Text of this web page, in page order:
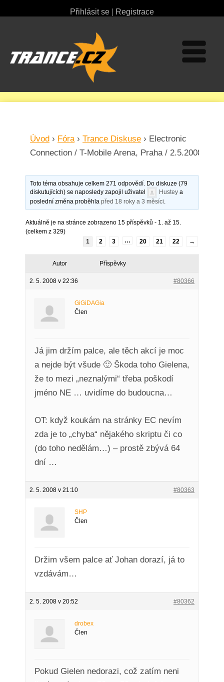
Přihlásit se Registrace
Úvod › Fóra › Trance Diskuse › Electronic
Connection / T-Mobile Arena, Praha / 2.5.2008
Toto téma obsahuje celkem 271 odpovědí. Do diskuze (79
diskutujících) se naposledy zapojil uživatel
Hustey a
poslední změna proběhlapřed 18 roky a 3 měsíci.
Aktuálně je na stránce zobrazeno 15 příspěvků - 1. až 15.
(celkem z 329)
1
2 3 … 20 21 22 →
Autor Příspěvky
2. 5. 2008 v 22:36 #80366
GiGiDAGia
Člen
Já jim držím palce, ale těch akcí je moc
a nejde být všude 🙂 Škoda toho Gielena,
že to mezi „neznalými“ třeba poškodí
jméno NE … uvidíme do budoucna…
OT: když koukám na stránky EC nevím
zda je to „chyba“ nějakého skriptu či co
(do toho nedělám…) – prostě zbývá 64
dní …
2. 5. 2008 v 21:10 #80363
SHP
Člen
Držim všem palce ať Johan dorazí, já to
vzdávám…
2. 5. 2008 v 20:52 #80362
drobex
Člen
Pokud Gielen nedorazi, což zatím neni